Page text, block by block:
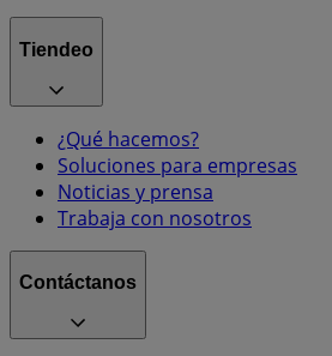
Tiendeo
¿Qué hacemos?
Soluciones para empresas
Noticias y prensa
Trabaja con nosotros
Contáctanos